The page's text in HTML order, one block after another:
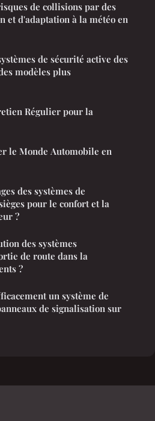
de collisions par des
et d'adaptation à la météo en
de sécurité active des
modèles plus
Régulier pour la
le Monde Automobile en
des systèmes de
pour le confort et la
?
des systèmes
de route dans la
?
un système de
de signalisation sur